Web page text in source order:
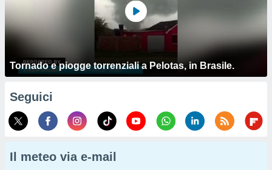
Tornado e piogge torrenziali a Pelotas, in Brasile.
Seguici
Il meteo via e-mail